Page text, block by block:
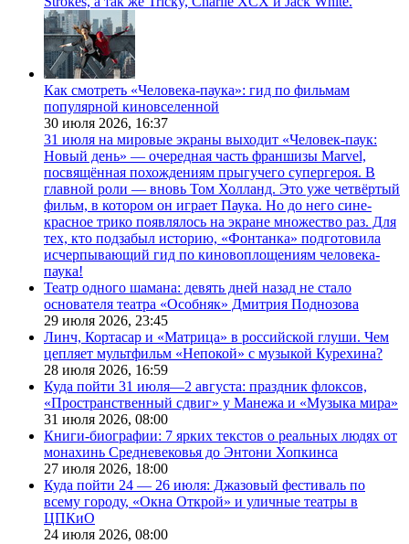
Как смотреть «Человека-паука»: гид по фильмам
популярной киновселенной
30 июля 2026, 16:37
31 июля на мировые экраны выходит «Человек-паук:
Новый день» — очередная часть франшизы Marvel,
посвящённая похождениям прыгучего супергероя. В
главной роли — вновь Том Холланд. Это уже четвёртый
фильм, в котором он играет Паука. Но до него сине-
красное трико появлялось на экране множество раз. Для
тех, кто подзабыл историю, «Фонтанка» подготовила
исчерпывающий гид по киновоплощениям человека-
паука!
Театр одного шамана: девять дней назад не стало
основателя театра «Особняк» Дмитрия Поднозова
29 июля 2026, 23:45
Линч, Кортасар и «Матрица» в российской глуши. Чем
цепляет мультфильм «Непокой» с музыкой Курехина?
28 июля 2026, 16:59
Куда пойти 31 июля—2 августа: праздник флоксов,
«Пространственный сдвиг» у Манежа и «Музыка мира»
31 июля 2026, 08:00
Книги-биографии: 7 ярких текстов о реальных людях от
монахинь Средневековья до Энтони Хопкинса
27 июля 2026, 18:00
Куда пойти 24 — 26 июля: Джазовый фестиваль по
всему городу, «Окна Открой» и уличные театры в
ЦПКиО
24 июля 2026, 08:00